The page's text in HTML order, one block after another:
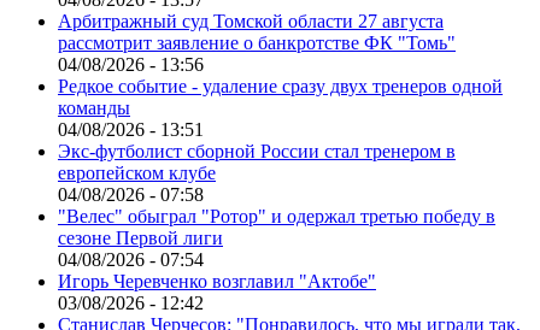
Арбитражный суд Томской области 27 августа
рассмотрит заявление о банкротстве ФК "Томь"
04/08/2026 - 13:56
Редкое событие - удаление сразу двух тренеров одной
команды
04/08/2026 - 13:51
Экс-футболист сборной России стал тренером в
европейском клубе
04/08/2026 - 07:58
"Велес" обыграл "Ротор" и одержал третью победу в
сезоне Первой лиги
04/08/2026 - 07:54
Игорь Черевченко возглавил "Актобе"
03/08/2026 - 12:42
Станислав Черчесов: "Понравилось, что мы играли так,